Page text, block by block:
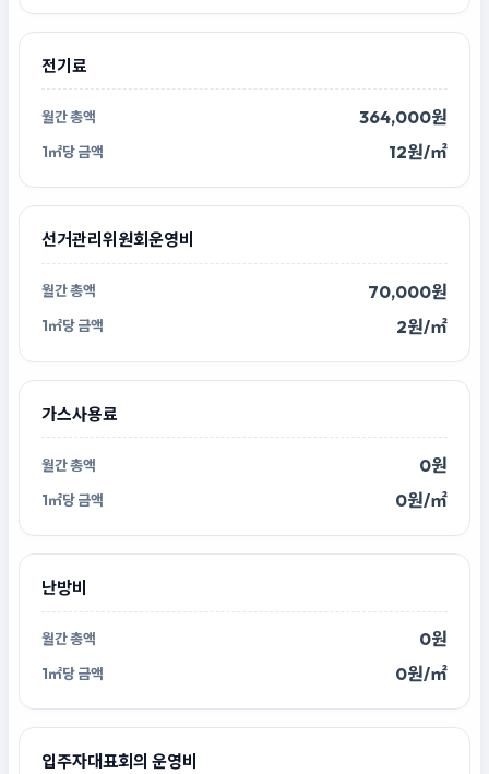
전기료
364,000원
12원/㎡
선거관리위원회운영비
70,000원
2원/㎡
가스사용료
0원
0원/㎡
난방비
0원
0원/㎡
입주자대표회의 운영비